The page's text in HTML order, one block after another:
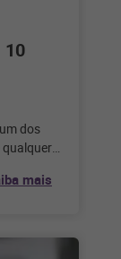
10
dos
mais